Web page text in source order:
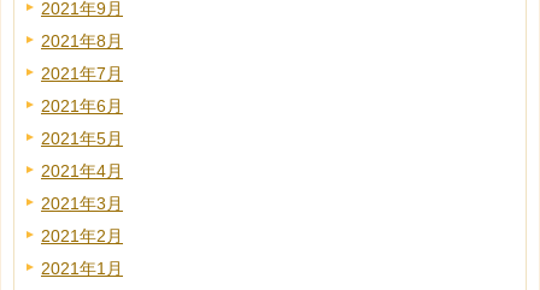
2021年9月
2021年8月
2021年7月
2021年6月
2021年5月
2021年4月
2021年3月
2021年2月
2021年1月